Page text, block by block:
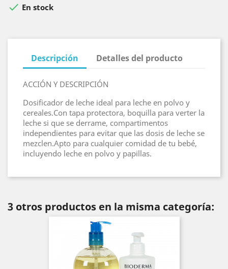
 En stock
Descripción Detalles del producto
ACCIÓN Y DESCRIPCIÓN
Dosificador de leche ideal para leche en polvo y
cereales.Con tapa protectora, boquilla para verter la
leche si que se derrame, compartimentos
independientes para evitar que las dosis de leche se
mezclen.Apto para cualquier comidad de tu bebé,
incluyendo leche en polvo y papillas.
3 otros productos en la misma categoría: